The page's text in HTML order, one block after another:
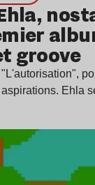
groove
Ehla